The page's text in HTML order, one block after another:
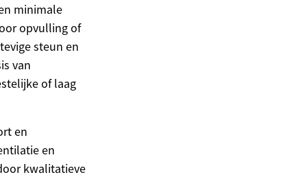
minimale
opvulling of
steun en
van
of laag
en
en
kwalitatieve